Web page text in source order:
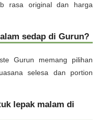
rasa original dan harga
sedap di Gurun?
Gurun memang pilihan
selesa dan portion
lepak malam di